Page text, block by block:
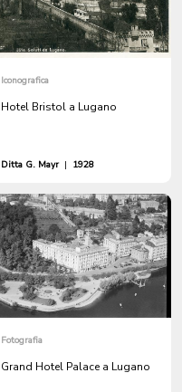
Iconografica
Hotel Bristol a Lugano
Ditta G. Mayr | 1928
Fotografia
Grand Hotel Palace a Lugano